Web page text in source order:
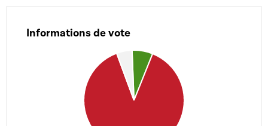
Informations de vote